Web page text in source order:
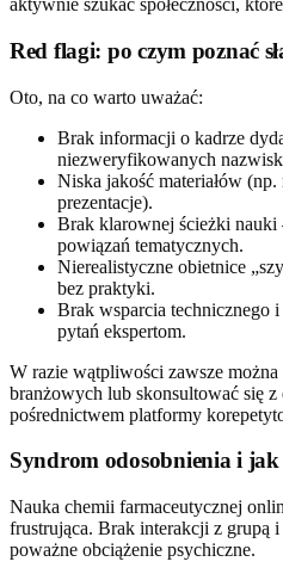
aktywnie szukać społeczności,
Red flagi: po czym poznać
Oto, na co warto uważać:
Brak informacji o kadrze
niezweryfikowanych
Niska jakość materiałów
prezentacje).
Brak klarownej ścieżki nauki
powiązań tematycznych.
Nierealistyczne obietnice
bez praktyki.
Brak wsparcia technicznego
pytań ekspertom.
W razie wątpliwości zawsze
branżowych lub skonsultować się z
pośrednictwem platformy
Syndrom odosobnienia i jak
Nauka chemii farmaceutycznej
frustrująca. Brak interakcji z grupą
poważne obciążenie psychiczne.